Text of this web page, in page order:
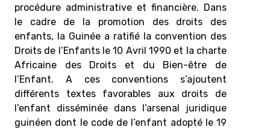
procédure administrative et financière. Dans
le cadre de la promotion des droits des
enfants, la Guinée a ratifié la convention des
Droits de l’Enfants le 10 Avril 1990 et la charte
Africaine des Droits et du Bien-être de
l’Enfant. A ces conventions s’ajoutent
différents textes favorables aux droits de
l’enfant disséminée dans l’arsenal juridique
guinéen dont le code de l’enfant adopté le 19